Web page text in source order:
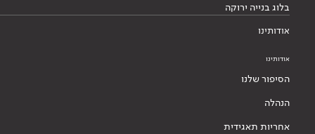
בלוג בנייה ירוקה
אודותינו
אודותינו
הסיפור שלנו
הנהלה
אחריות תאגידית